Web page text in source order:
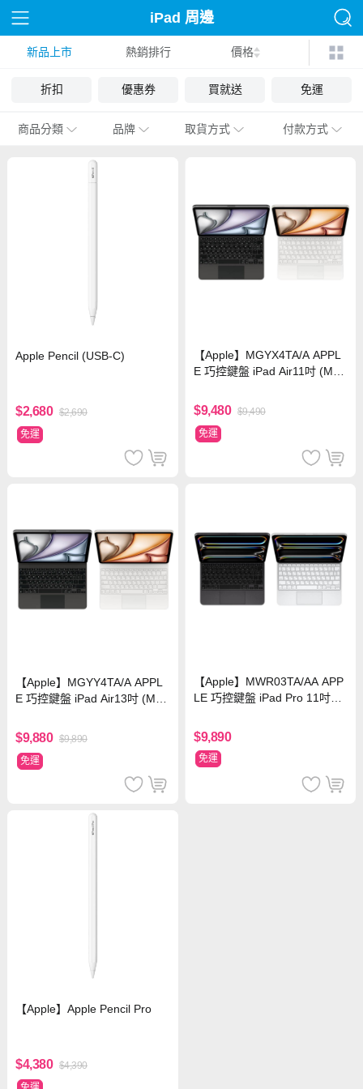
iPad 周邊
新品上市 熱銷排行 價格
折扣 優惠券 買就送 免運
商品分類 品牌 取貨方式 付款方式
Apple Pencil (USB-C)
$2,680 $2,690
免運
【Apple】MGYX4TA/A APPL
E 巧控鍵盤 iPad Air11吋 (M4)
$9,480 $9,490
免運
【Apple】MGYY4TA/A APPL
E 巧控鍵盤 iPad Air13吋 (M4)
$9,880 $9,890
免運
【Apple】MWR03TA/AA APP
LE 巧控鍵盤 iPad Pro 11吋
$9,890
免運
【Apple】Apple Pencil Pro
$4,380 $4,390